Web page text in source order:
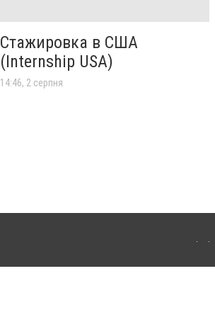
Стажировка в США
(Internship USA)
14:46, 2 серпня